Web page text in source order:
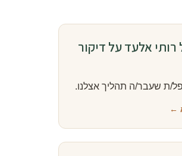
אלעד על דיקור
ת שעבר/ה תהליך אצלנו.
←